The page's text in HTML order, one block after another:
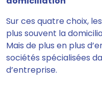
Sur ces quatre choix,
plus souvent la
Mais de plus en plus
sociétés spécialisées
d’entreprise.